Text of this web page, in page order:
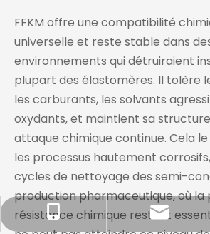
FFKM offre une compatibilité
universelle et reste stable dans
environnements qui détruiraient
plupart des élastomères. Il tolère
les carburants, les solvants
oxydants, et maintient sa
attaque chimique continue. Cela
les processus hautement
cycles de nettoyage des semi-
production pharmaceutique, où la
résistance chimique restent
+86-186-5843-3586
+86-574-6341-6579